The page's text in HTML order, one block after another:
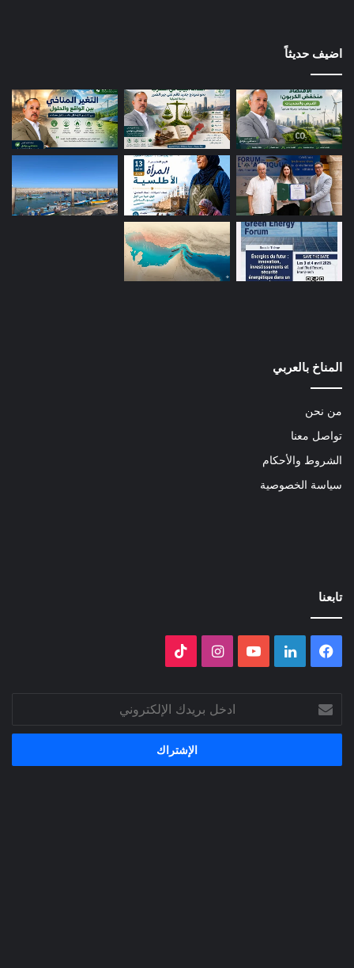
اضيف حديثاً
المناخ بالعربي
من نحن
تواصل معنا
الشروط والأحكام
سياسة الخصوصية
تابعنا
فيسبوك لينكدإن ‫YouTubeانستقرام
ادخل
بريدك
الإلكتروني